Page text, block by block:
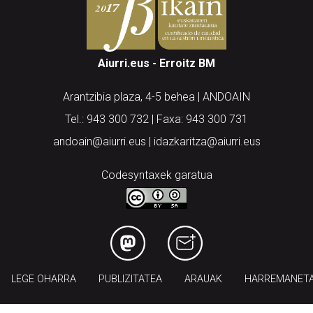
Aiurri.eus - Erroitz BM
Arantzibia plaza, 4-5 behea | ANDOAIN
Tel.: 943 300 732 | Faxa: 943 300 731
andoain@aiurri.eus | idazkaritza@aiurri.eus
Codesyntaxek garatua
LEGE OHARRA PUBLIZITATEA ARAUAK